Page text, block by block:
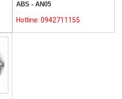
ABS - AN05
Hotline: 0942711155